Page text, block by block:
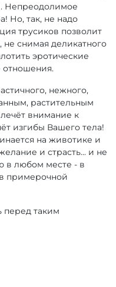
Непреодолимое
Но, так, не надо
трусиков позволит
снимая деликатного
эротические
отношения.
нежного,
растительным
внимание к
изгибы Вашего тела!
на животике и
и страсть... и не
в любом месте - в
примерочной
перед таким